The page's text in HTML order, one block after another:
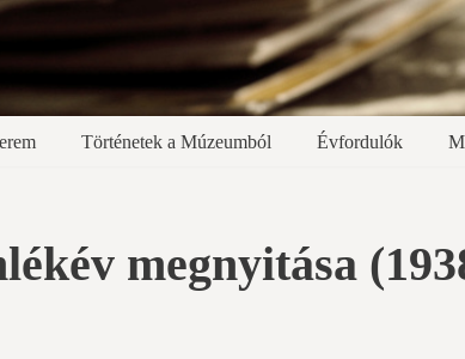
Történetek a Múzeumból Évfordulók
megnyitása